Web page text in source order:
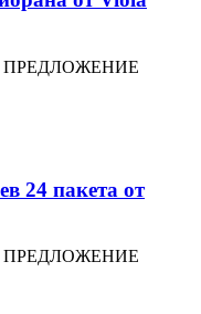
24 пакета от